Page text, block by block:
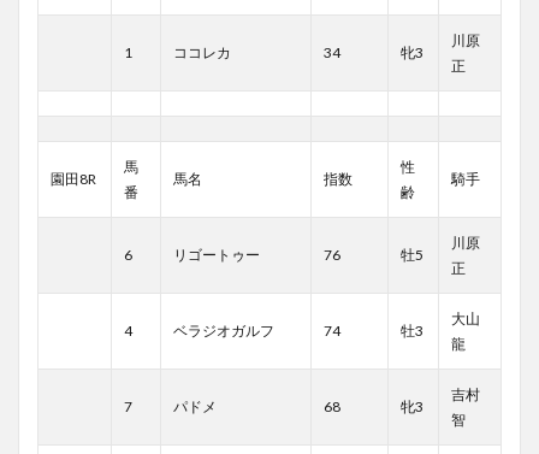
1 ココレカ 34 牝3
川原
正
園田8R
馬
番
馬名 指数
性
齢
騎手
6 リゴートゥー 76 牡5
川原
正
4 ベラジオガルフ 74 牡3
大山
龍
7 パドメ 68 牝3
吉村
智